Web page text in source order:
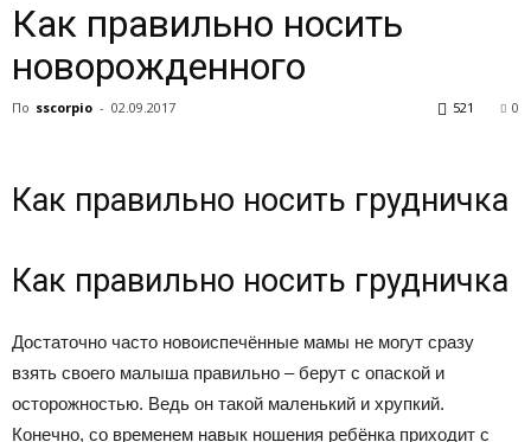
Как правильно носить
новорожденного
По sscorpio - 02.09.2017 0
521
Как правильно носить грудничка
Как правильно носить грудничка
Достаточно часто новоиспечённые мамы не могут сразу
взять своего малыша правильно – берут с опаской и
осторожностью. Ведь он такой маленький и хрупкий.
Конечно, со временем навык ношения ребёнка приходит с